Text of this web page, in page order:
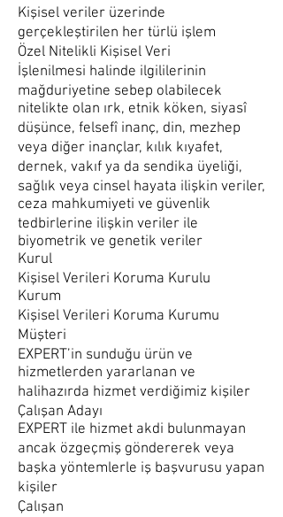
Kişisel veriler üzerinde
gerçekleştirilen her türlü işlem
Özel Nitelikli Kişisel Veri
İşlenilmesi halinde ilgililerinin
mağduriyetine sebep olabilecek
nitelikte olan ırk, etnik köken, siyasî
düşünce, felsefî inanç, din, mezhep
veya diğer inançlar, kılık kıyafet,
dernek, vakıf ya da sendika üyeliği,
sağlık veya cinsel hayata ilişkin veriler,
ceza mahkumiyeti ve güvenlik
tedbirlerine ilişkin veriler ile
biyometrik ve genetik veriler
Kurul
Kişisel Verileri Koruma Kurulu
Kurum
Kişisel Verileri Koruma Kurumu
Müşteri
EXPERT’in sunduğu ürün ve
hizmetlerden yararlanan ve
halihazırda hizmet verdiğimiz kişiler
Çalışan Adayı
EXPERT ile hizmet akdi bulunmayan
ancak özgeçmiş göndererek veya
başka yöntemlerle iş başvurusu yapan
kişiler
Çalışan